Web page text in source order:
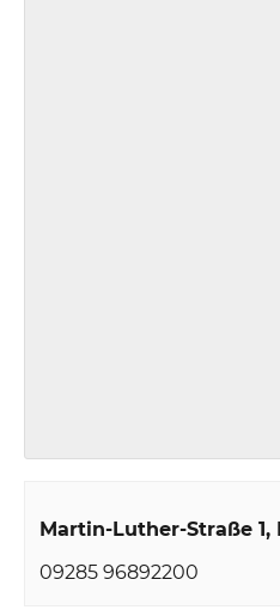
Martin-Luther-Straße 1
09285 96892200